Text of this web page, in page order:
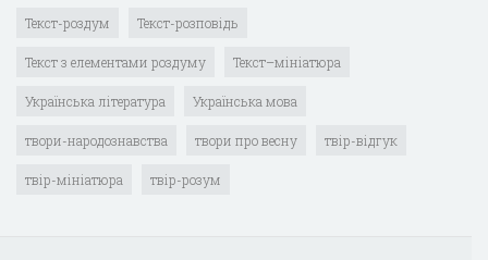
Текст-роздум Текст-розповідь
Текст з елементами роздуму Текст–мініатюра
Українська література Українська мова
твори-народознавства твори про весну твір-відгук
твір-мініатюра твір-розум